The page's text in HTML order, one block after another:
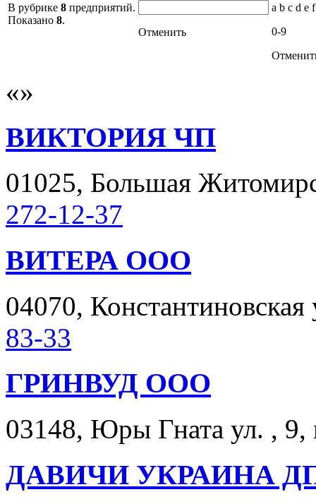
В рубрике 8 предприятий.
Показано 8.
Отменить
a b c d e
0-9
ВИКТОРИЯ ЧП
01025, Большая
272-12-37
ВИТЕРА ООО
04070,
83-33
ГРИНВУД ООО
03148, Юры Гната ул. , 9,
ДАВИЧИ УКРАИНА